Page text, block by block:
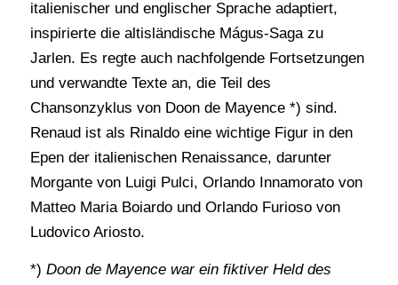
italienischer und englischer Sprache adaptiert,
inspirierte die altisländische Mágus-Saga zu
Jarlen. Es regte auch nachfolgende Fortsetzungen
und verwandte Texte an, die Teil des
Chansonzyklus von Doon de Mayence *) sind.
Renaud ist als Rinaldo eine wichtige Figur in den
Epen der italienischen Renaissance, darunter
Morgante von Luigi Pulci, Orlando Innamorato von
Matteo Maria Boiardo und Orlando Furioso von
Ludovico Ariosto.
*) Doon de Mayence war ein fiktiver Held des